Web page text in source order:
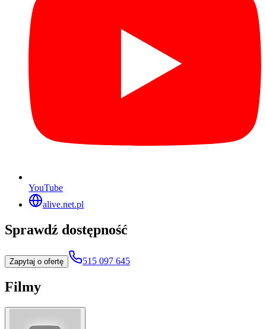
YouTube
alive.net.pl
Sprawdź dostępność
Zapytaj o ofertę 515 097 645
Filmy